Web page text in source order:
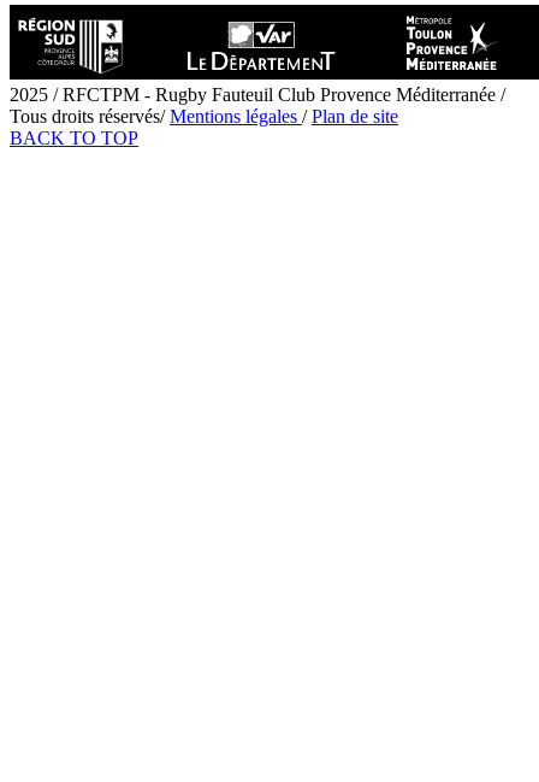
2025 / RFCTPM - Rugby Fauteuil Club Provence Méditerranée /
Tous droits réservés/Mentions légales /Plan de site
BACK TO TOP